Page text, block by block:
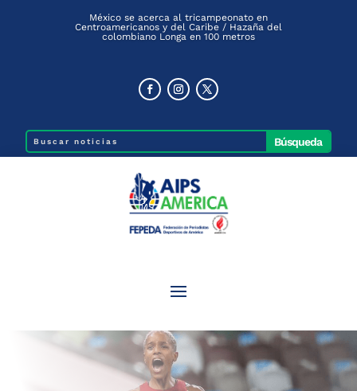
México se acerca al tricampeonato en
Centroamericanos y del Caribe / Hazaña del
colombiano Longa en 100 metros